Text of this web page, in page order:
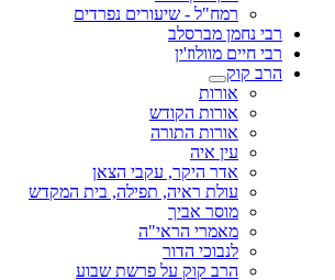
רמח"ל - שיעורים נפרדים
רבי נחמן מברסלב
רבי חיים מוולוז'ין
הרב קוק
אורות
אורות הקודש
אורות התורה
עין איה
אדר היקר, עקבי הצאן
עולת ראיה, תפילה, בית המקדש
מוסר אביך
מאמרי הראי"ה
לנבוכי הדור
הרב קוק על פרשת שבוע